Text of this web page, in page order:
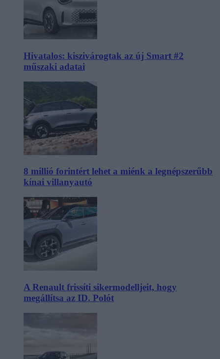
Hivatalos: kiszivárogtak az új Smart #2
műszaki adatai
8 millió forintért lehet a miénk a legnépszerűbb
kínai villanyautó
A Renault frissíti sikermodelljeit, hogy
megállítsa az ID. Polót